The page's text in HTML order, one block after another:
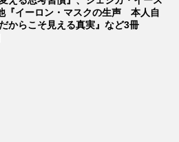
『イーロン・マスクの生声 本人自
からこそ見える真実』など3冊